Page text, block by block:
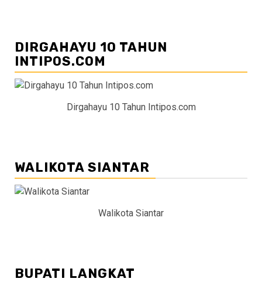
DIRGAHAYU 10 TAHUN
INTIPOS.COM
Dirgahayu 10 Tahun Intipos.com
WALIKOTA SIANTAR
Walikota Siantar
BUPATI LANGKAT